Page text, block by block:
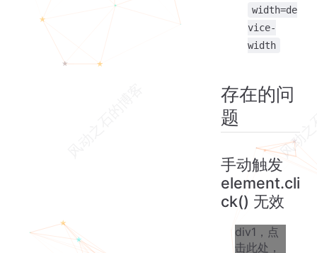
width=de
vice-
width
存在的问
题
手动触发
element.cli
ck() 无效
div1，点
击此处，